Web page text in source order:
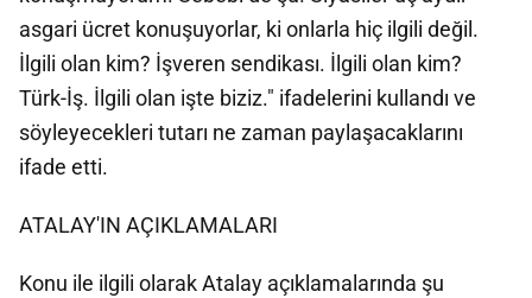
asgari ücret konuşuyorlar, ki onlarla hiç ilgili değil.
İlgili olan kim? İşveren sendikası. İlgili olan kim?
Türk-İş. İlgili olan işte biziz." ifadelerini kullandı ve
söyleyecekleri tutarı ne zaman paylaşacaklarını
ifade etti.
ATALAY'IN AÇIKLAMALARI
Konu ile ilgili olarak Atalay açıklamalarında şu